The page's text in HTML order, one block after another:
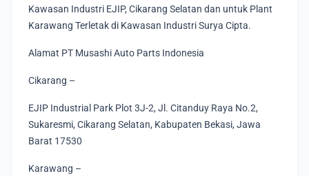
Kawasan Industri EJIP, Cikarang Selatan dan untuk Plant
Karawang Terletak di Kawasan Industri Surya Cipta.
Alamat PT Musashi Auto Parts Indonesia
Cikarang –
EJIP Industrial Park Plot 3J-2, Jl. Citanduy Raya No.2,
Sukaresmi, Cikarang Selatan, Kabupaten Bekasi, Jawa
Barat 17530
Karawang –